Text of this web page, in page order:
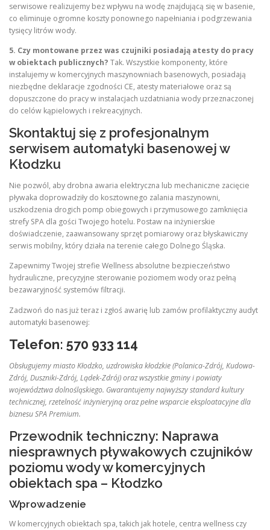
serwisowe realizujemy bez wpływu na wodę znajdującą się w basenie,
co eliminuje ogromne koszty ponownego napełniania i podgrzewania
tysięcy litrów wody.
5. Czy montowane przez was czujniki posiadają atesty do pracy
w obiektach publicznych? Tak. Wszystkie komponenty, które
instalujemy w komercyjnych maszynowniach basenowych, posiadają
niezbędne deklaracje zgodności CE, atesty materiałowe oraz są
dopuszczone do pracy w instalacjach uzdatniania wody przeznaczonej
do celów kąpielowych i rekreacyjnych.
Skontaktuj się z profesjonalnym
serwisem automatyki basenowej w
Kłodzku
Nie pozwól, aby drobna awaria elektryczna lub mechaniczne zacięcie
pływaka doprowadziły do kosztownego zalania maszynowni,
uszkodzenia drogich pomp obiegowych i przymusowego zamknięcia
strefy SPA dla gości Twojego hotelu. Postaw na inżynierskie
doświadczenie, zaawansowany sprzęt pomiarowy oraz błyskawiczny
serwis mobilny, który działa na terenie całego Dolnego Śląska.
Zapewnimy Twojej strefie Wellness absolutne bezpieczeństwo
hydrauliczne, precyzyjne sterowanie poziomem wody oraz pełną
bezawaryjność systemów filtracji.
Zadzwoń do nas już teraz i zgłoś awarię lub zamów profilaktyczny audyt
automatyki basenowej:
Telefon: 570 933 114
Obsługujemy miasto Kłodzko, uzdrowiska kłodzkie (Polanica-Zdrój, Kudowa-
Zdrój, Duszniki-Zdrój, Lądek-Zdrój) oraz wszystkie gminy i powiaty
województwa dolnośląskiego. Gwarantujemy najwyższy standard kultury
technicznej, rzetelność inżynieryjną oraz pełne wsparcie eksploatacyjne dla
biznesu SPA Premium.
Przewodnik techniczny: Naprawa
niesprawnych pływakowych czujników
poziomu wody w komercyjnych
obiektach spa – Kłodzko
Wprowadzenie
W komercyjnych obiektach spa, takich jak hotele, centra wellness czy